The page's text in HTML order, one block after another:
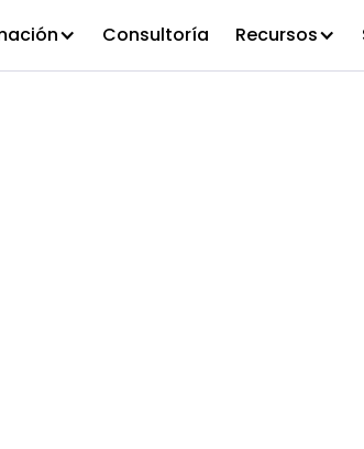
Consultoría Recursos